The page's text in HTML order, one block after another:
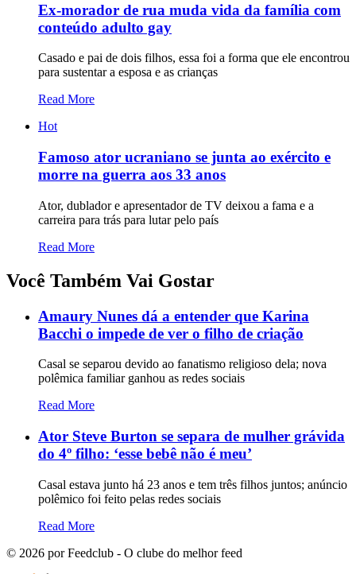
Ex-morador de rua muda vida da família com
conteúdo adulto gay
Casado e pai de dois filhos, essa foi a forma que ele encontrou
para sustentar a esposa e as crianças
Read More
Hot
Famoso ator ucraniano se junta ao exército e
morre na guerra aos 33 anos
Ator, dublador e apresentador de TV deixou a fama e a
carreira para trás para lutar pelo país
Read More
Você Também Vai Gostar
Amaury Nunes dá a entender que Karina
Bacchi o impede de ver o filho de criação
Casal se separou devido ao fanatismo religioso dela; nova
polêmica familiar ganhou as redes sociais
Read More
Ator Steve Burton se separa de mulher grávida
do 4º filho: ‘esse bebê não é meu’
Casal estava junto há 23 anos e tem três filhos juntos; anúncio
polêmico foi feito pelas redes sociais
Read More
© 2026 por Feedclub - O clube do melhor feed